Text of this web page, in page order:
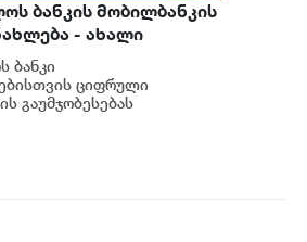
ბანკის მობილბანკის
- ახალი
ბანკი
ციფრული
გაუმჯობესებას